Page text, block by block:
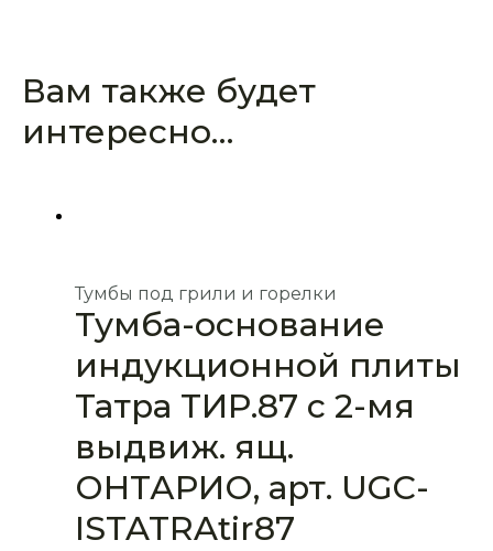
Вам также будет
интересно…
Тумбы под грили и горелки
Тумба-основание
индукционной плиты
Татра ТИР.87 с 2-мя
выдвиж. ящ.
ОНТАРИО, арт. UGC-
ISTATRAtir87